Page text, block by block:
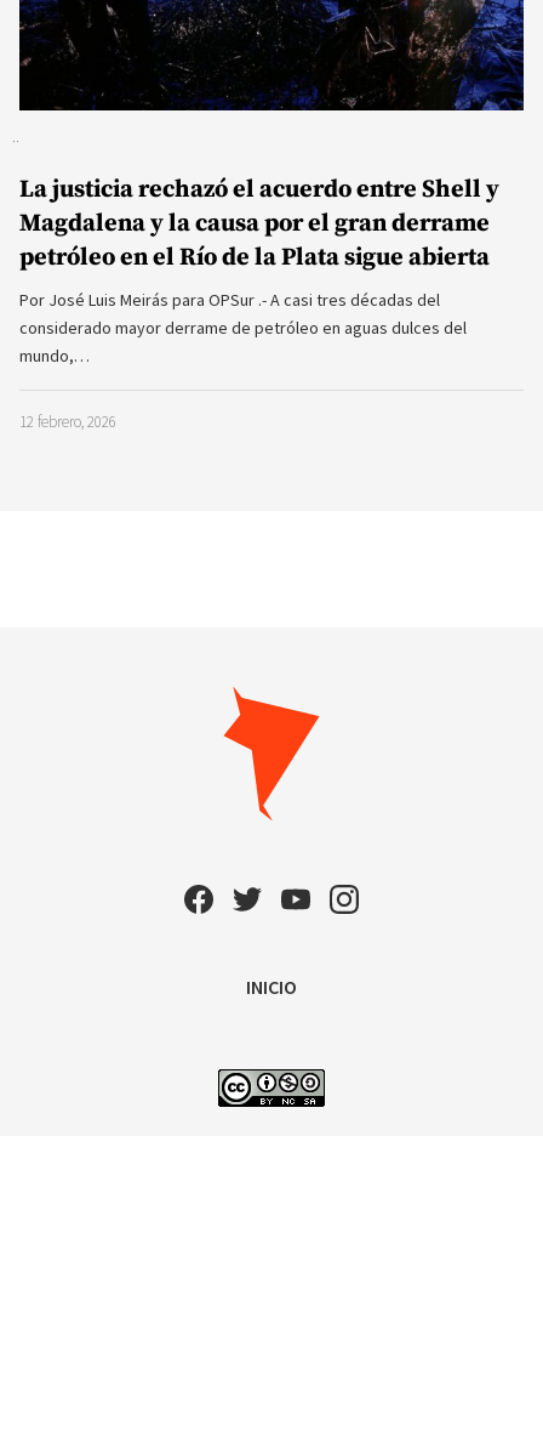
La justicia rechazó el acuerdo entre Shell y
Magdalena y la causa por el gran derrame
petróleo en el Río de la Plata sigue abierta
Por José Luis Meirás para OPSur .- A casi tres décadas del
considerado mayor derrame de petróleo en aguas dulces del
mundo,…
12 febrero, 2026
INICIO